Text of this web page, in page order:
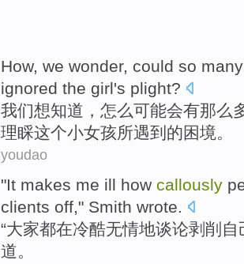
How, we wonder, could so many
ignored the girl's plight?
我们想知道 ， 怎么可能会有那么
理睬这个小女孩所遇到的困境。
youdao
"It makes me ill how callously
clients off," Smith wrote.
“大家都在冷酷无情地谈论剥削 自
道。